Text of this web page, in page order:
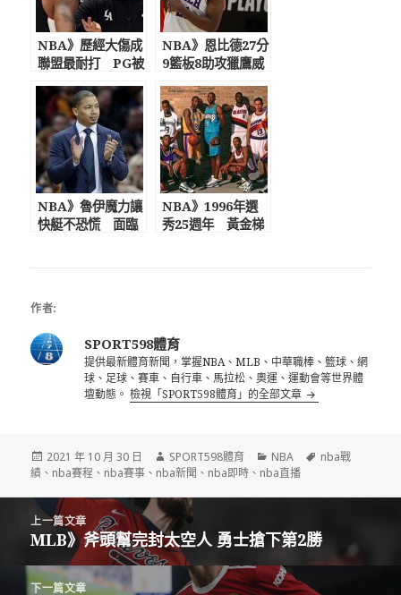
NBA》歷經大傷成
聯盟最耐打 PG被
帥不解為何他被罵
爆
NBA》恩比德27分
9籃板8助攻獵鷹威
G3攻破老鷹主場
NBA》魯伊魔力讓
快艇不恐慌 面臨
NBA》1996年選
秀25週年 黃金梯
作者:
SPORT598體育
提供最新體育新聞，掌握NBA、MLB、中華職棒、籃球、網
球、足球、賽車、自行車、馬拉松、奧運、運動會等世界體
壇動態。檢視「SPORT598體育」的全部文章
發
佈
期:
2021 年 10 月 30 日
作
者
SPORT598體育
分
類
NBA
標
nba戰
績 、 nba賽程 、 nba賽事 、 nba新聞 、 nba即時 、 nba直播
上一篇文章
上
篇
MLB》斧頭幫完封太空人 勇士搶下第2勝
下一篇文章